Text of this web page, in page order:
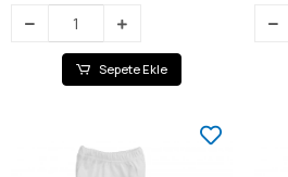
Sepete Ekle